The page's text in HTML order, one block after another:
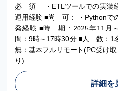
必 須： ・ETLツールでの実装
運用経験 ■尚 可： ・Pythonで
発経験 ■時 期：2025年11月
間：9時～17時30分 ■人 数：1
無：基本フルリモート(PC受け
り)
詳細を